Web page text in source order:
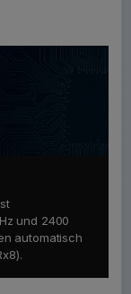
und 2400
automatisch